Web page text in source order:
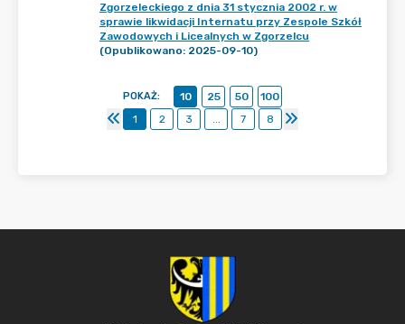
Zgorzeleckiego z dnia 31 stycznia 2002 r. w
sprawie likwidacji Internatu przy Zespole Szkół
Zawodowych i Licealnych w Zgorzelcu
(Opublikowano: 2025-09-10)
POKAŻ: 10 25 50
100
1
2 3 ... 7 8